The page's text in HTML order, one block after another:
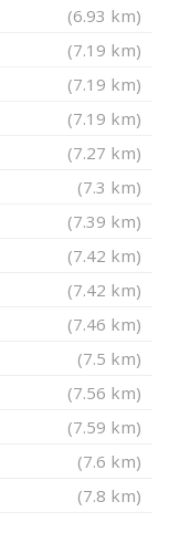
(6.93 km)
(7.19 km)
(7.19 km)
(7.19 km)
(7.27 km)
(7.3 km)
(7.39 km)
(7.42 km)
(7.42 km)
(7.46 km)
(7.5 km)
(7.56 km)
(7.59 km)
(7.6 km)
(7.8 km)